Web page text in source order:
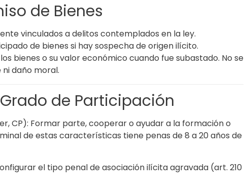
de Bienes
vinculados a delitos contemplados en la ley.
de bienes si hay sospecha de origen ilícito.
bienes o su valor económico cuando fue subastado. No se
daño moral.
de Participación
CP): Formar parte, cooperar o ayudar a la formación o
de estas características tiene penas de 8 a 20 años de
el tipo penal de asociación ilícita agravada (art. 210